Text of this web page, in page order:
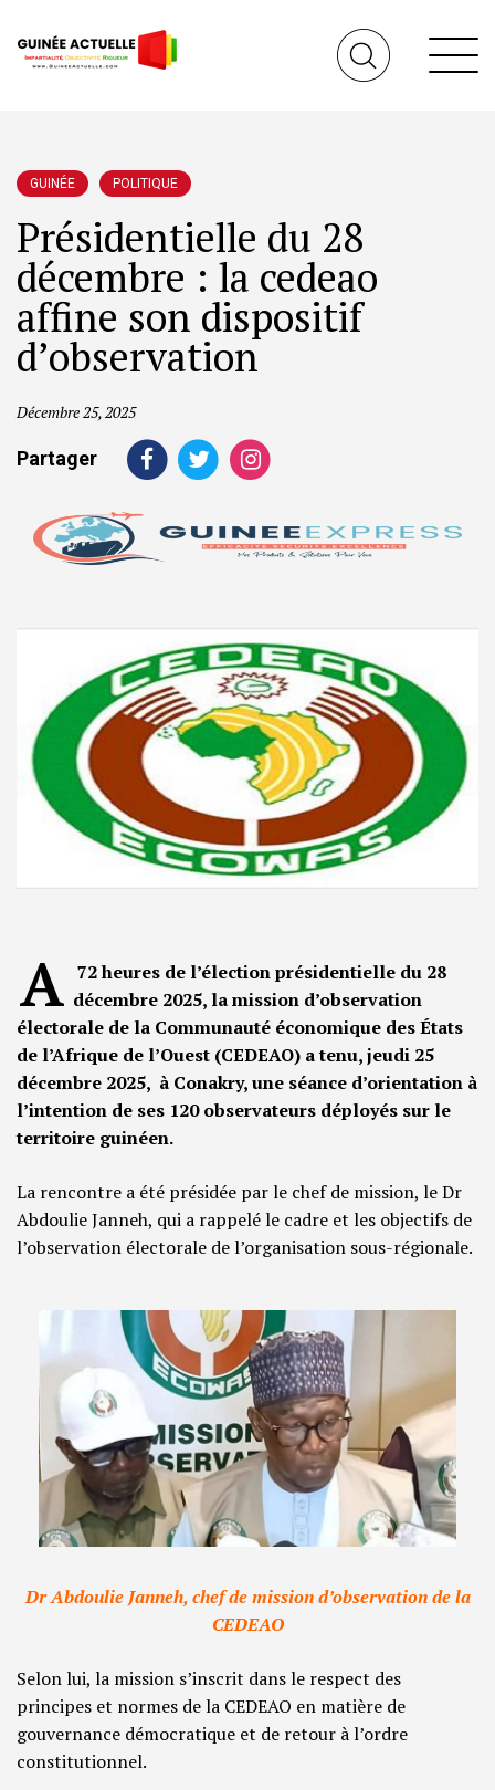
GUINÉE POLITIQUE
Présidentielle du 28
décembre : la cedeao
affine son dispositif
d’observation
Décembre 25, 2025
Partager
A 72 heures de l’élection présidentielle du 28
décembre 2025, la mission d’observation
électorale de la Communauté économique des États
de l’Afrique de l’Ouest (CEDEAO) a tenu, jeudi 25
décembre 2025, à Conakry, une séance d’orientation à
l’intention de ses 120 observateurs déployés sur le
territoire guinéen.
La rencontre a été présidée par le chef de mission, le Dr
Abdoulie Janneh, qui a rappelé le cadre et les objectifs de
l’observation électorale de l’organisation sous-régionale.
Dr Abdoulie Janneh, chef de mission d’observation de la
CEDEAO
Selon lui, la mission s’inscrit dans le respect des
principes et normes de la CEDEAO en matière de
gouvernance démocratique et de retour à l’ordre
constitutionnel.